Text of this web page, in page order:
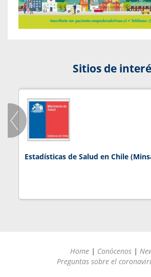
Sitios de
Estadísticas de Salud en Chile
Home | Conócenos |
Preguntas sobre el